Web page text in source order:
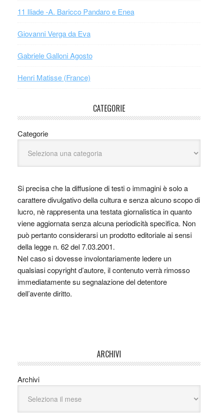
11 Iliade -A. Baricco Pandaro e Enea
Giovanni Verga da Eva
Gabriele Galloni Agosto
Henri Matisse (France)
CATEGORIE
Categorie
Si precisa che la diffusione di testi o immagini è solo a
carattere divulgativo della cultura e senza alcuno scopo di
lucro, nè rappresenta una testata giornalistica in quanto
viene aggiornata senza alcuna periodicità specifica. Non
può pertanto considerarsi un prodotto editoriale ai sensi
della legge n. 62 del 7.03.2001.
Nel caso si dovesse involontariamente ledere un
qualsiasi copyright d’autore, il contenuto verrà rimosso
immediatamente su segnalazione del detentore
dell’avente diritto.
ARCHIVI
Archivi